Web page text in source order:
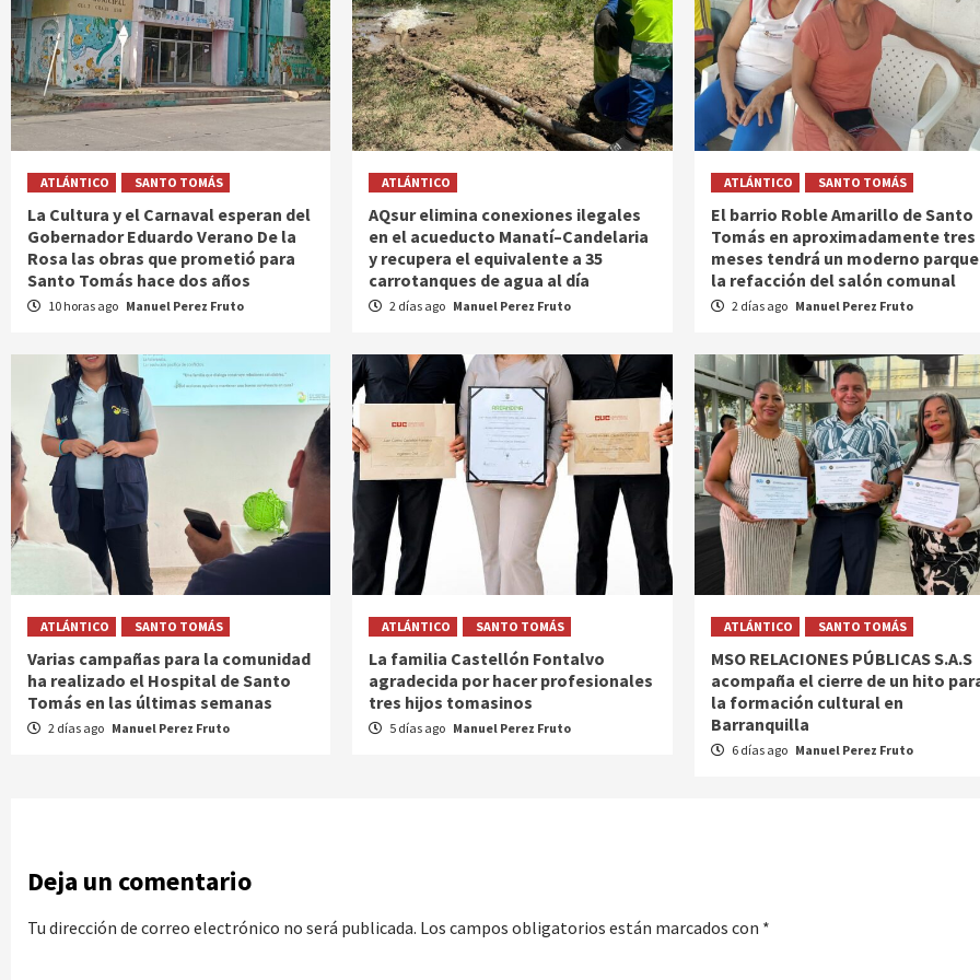
ATLÁNTICO SANTO TOMÁS
La Cultura y el Carnaval esperan del
Gobernador Eduardo Verano De la
Rosa las obras que prometió para
Santo Tomás hace dos años
10 horas ago Manuel Perez Fruto
ATLÁNTICO
AQsur elimina conexiones ilegales
en el acueducto Manatí–Candelaria
y recupera el equivalente a 35
carrotanques de agua al día
2 días ago Manuel Perez Fruto
ATLÁNTICO SANTO TOMÁS
El barrio Roble Amarillo de Santo
Tomás en aproximadamente tres
meses tendrá un moderno
la refacción del salón comunal
2 días ago Manuel Perez Fruto
ATLÁNTICO SANTO TOMÁS
Varias campañas para la comunidad
ha realizado el Hospital de Santo
Tomás en las últimas semanas
2 días ago Manuel Perez Fruto
ATLÁNTICO SANTO TOMÁS
La familia Castellón Fontalvo
agradecida por hacer profesionales
tres hijos tomasinos
5 días ago Manuel Perez Fruto
ATLÁNTICO SANTO TOMÁS
MSO RELACIONES PÚBLICAS S.A.S
acompaña el cierre de un hito
la formación cultural en
Barranquilla
6 días ago Manuel Perez Fruto
Deja un comentario
Tu dirección de correo electrónico no será publicada. Los campos obligatorios están marcados con *